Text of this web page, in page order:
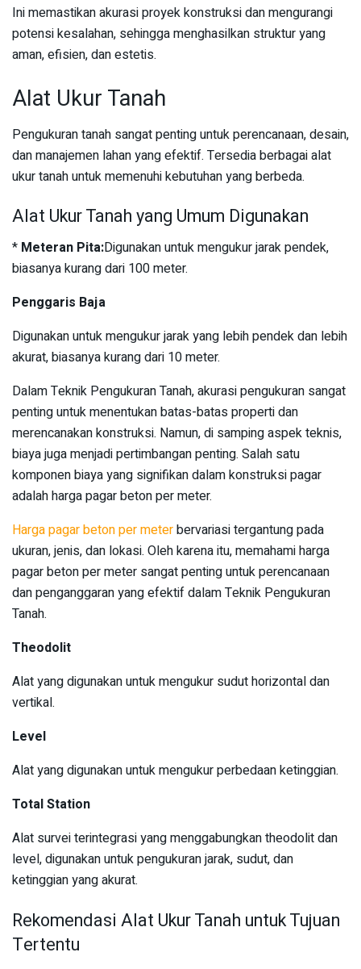
Ini memastikan akurasi proyek konstruksi dan mengurangi
potensi kesalahan, sehingga menghasilkan struktur yang
aman, efisien, dan estetis.
Alat Ukur Tanah
Pengukuran tanah sangat penting untuk perencanaan, desain,
dan manajemen lahan yang efektif. Tersedia berbagai alat
ukur tanah untuk memenuhi kebutuhan yang berbeda.
Alat Ukur Tanah yang Umum Digunakan
* Meteran Pita:Digunakan untuk mengukur jarak pendek,
biasanya kurang dari 100 meter.
Penggaris Baja
Digunakan untuk mengukur jarak yang lebih pendek dan lebih
akurat, biasanya kurang dari 10 meter.
Dalam Teknik Pengukuran Tanah, akurasi pengukuran sangat
penting untuk menentukan batas-batas properti dan
merencanakan konstruksi. Namun, di samping aspek teknis,
biaya juga menjadi pertimbangan penting. Salah satu
komponen biaya yang signifikan dalam konstruksi pagar
adalah harga pagar beton per meter.
Harga pagar beton per meterbervariasi tergantung pada
ukuran, jenis, dan lokasi. Oleh karena itu, memahami harga
pagar beton per meter sangat penting untuk perencanaan
dan penganggaran yang efektif dalam Teknik Pengukuran
Tanah.
Theodolit
Alat yang digunakan untuk mengukur sudut horizontal dan
vertikal.
Level
Alat yang digunakan untuk mengukur perbedaan ketinggian.
Total Station
Alat survei terintegrasi yang menggabungkan theodolit dan
level, digunakan untuk pengukuran jarak, sudut, dan
ketinggian yang akurat.
Rekomendasi Alat Ukur Tanah untuk Tujuan
Tertentu